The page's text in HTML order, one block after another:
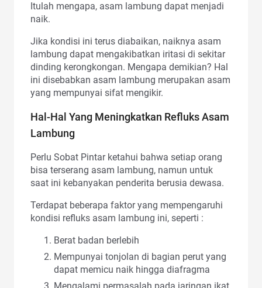
Itulah mengapa, asam lambung dapat menjadi
naik.
Jika kondisi ini terus diabaikan, naiknya asam
lambung dapat mengakibatkan iritasi di sekitar
dinding kerongkongan. Mengapa demikian? Hal
ini disebabkan asam lambung merupakan asam
yang mempunyai sifat mengikir.
Hal-Hal Yang Meningkatkan Refluks Asam
Lambung
Perlu Sobat Pintar ketahui bahwa setiap orang
bisa terserang asam lambung, namun untuk
saat ini kebanyakan penderita berusia dewasa.
Terdapat beberapa faktor yang mempengaruhi
kondisi refluks asam lambung ini, seperti :
Berat badan berlebih
Mempunyai tonjolan di bagian perut yang
dapat memicu naik hingga diafragma